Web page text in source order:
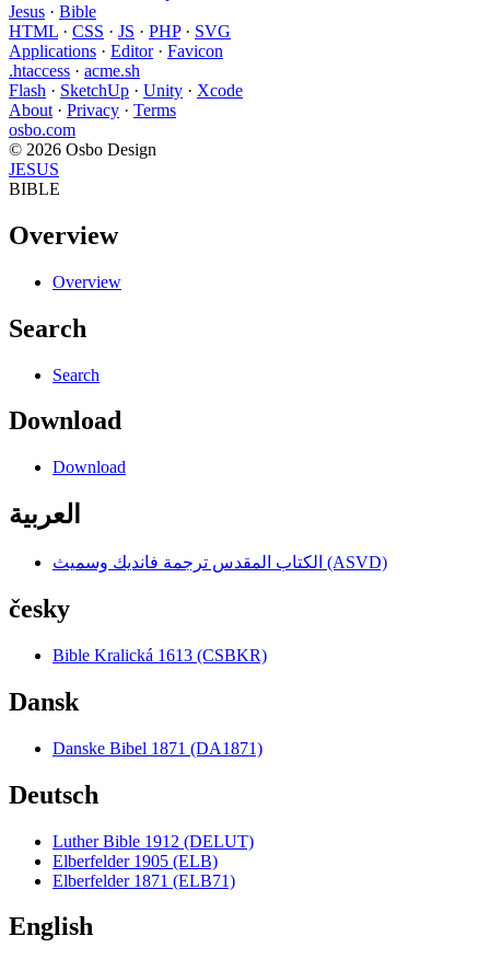
Jesus · Bible
HTML · CSS · JS · PHP· SVG
Applications · Editor· Favicon
.htaccess · acme.sh
Flash · SketchUp · Unity · Xcode
About · Privacy · Terms
osbo.com
© 2026 Osbo Design
JESUS
BIBLE
Overview
Overview
Search
Search
Download
Download
العربية
الكتاب المقدس ترجمة فانديك وسميث (ASVD)
česky
Bible Kralická 1613 (CSBKR)
Dansk
Danske Bibel 1871 (DA1871)
Deutsch
Luther Bible 1912 (DELUT)
Elberfelder 1905 (ELB)
Elberfelder 1871 (ELB71)
English